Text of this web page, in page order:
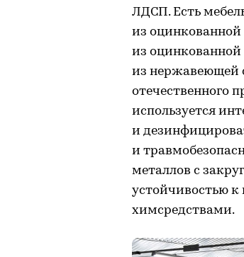
ЛДСП. Есть
из
из
из нержавеющей
отечественного
используется
и
и
металлов с
устойчивостью к
химсредствами.